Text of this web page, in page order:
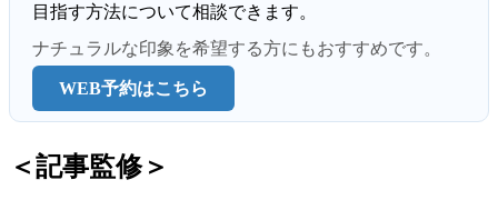
目指す方法について相談できます。
ナチュラルな印象を希望する方にもおすすめです。
WEB予約はこちら
＜記事監修＞